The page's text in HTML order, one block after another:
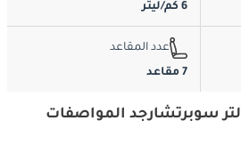
6 كم/ليتر
عدد المقاعد
7 مقاعد
كاديلاك إسكالاد V 6.2 لتر سوبرتشارجد المواصفات